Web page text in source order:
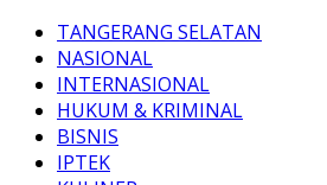
TANGERANG SELATAN
NASIONAL
INTERNASIONAL
HUKUM & KRIMINAL
BISNIS
IPTEK